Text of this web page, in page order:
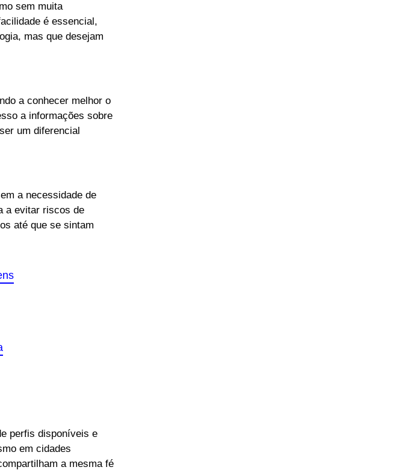
sem muita
é essencial,
mas que desejam
a conhecer melhor o
a informações sobre
um diferencial
a necessidade de
a evitar riscos de
até que se sintam
perfis disponíveis e
em cidades
a mesma fé